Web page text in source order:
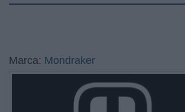
Marca: Mondraker